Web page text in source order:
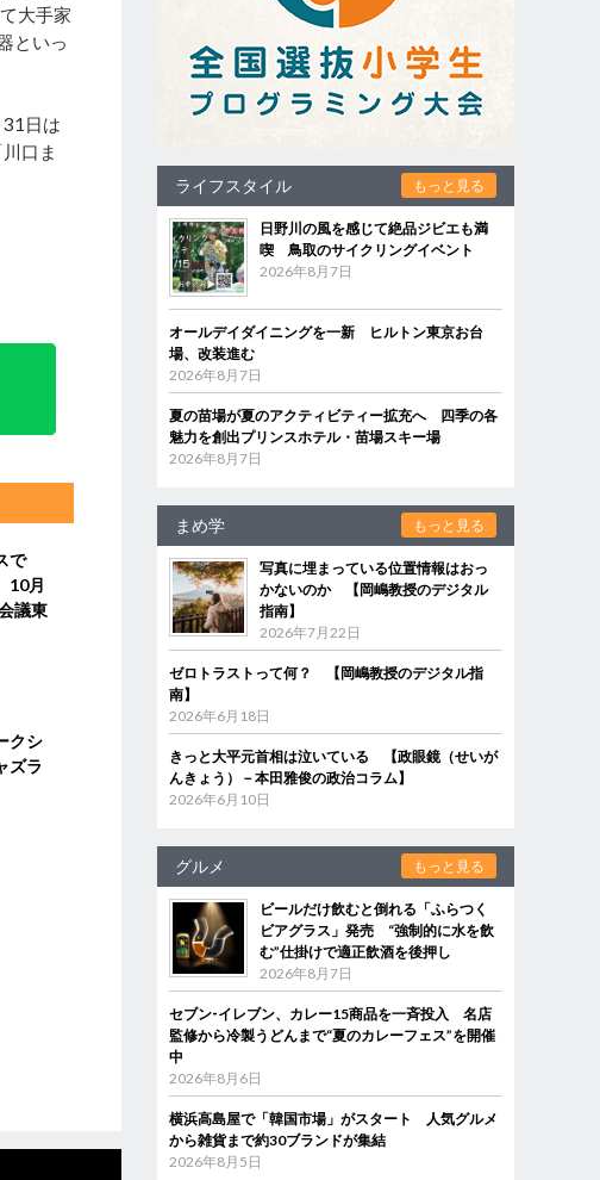
大手家
といっ
日は
口ま
で
10月
議東
クシ
ズラ
ライフスタイル もっと見る
日野川の風を感じて絶品ジビエも満
喫 鳥取のサイクリングイベント
2026年8月7日
オールデイダイニングを一新 ヒルトン東京お台
場、改装進む
2026年8月7日
夏の苗場が夏のアクティビティー拡充へ 四季の各
魅力を創出プリンスホテル・苗場スキー場
2026年8月7日
まめ学 もっと見る
写真に埋まっている位置情報はおっ
かないのか 【岡嶋教授のデジタル
指南】
2026年7月22日
ゼロトラストって何？ 【岡嶋教授のデジタル指
南】
2026年6月18日
きっと大平元首相は泣いている 【政眼鏡（せいが
んきょう）－本田雅俊の政治コラム】
2026年6月10日
グルメ もっと見る
ビールだけ飲むと倒れる「ふらつく
ビアグラス」発売 “強制的に水を飲
む”仕掛けで適正飲酒を後押し
2026年8月7日
セブン‐イレブン、カレー15商品を一斉投入 名店
監修から冷製うどんまで“夏のカレーフェス”を開催
中
2026年8月6日
横浜高島屋で「韓国市場」がスタート 人気グルメ
から雑貨まで約30ブランドが集結
2026年8月5日